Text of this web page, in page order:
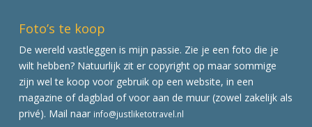
Foto’s te koop
De wereld vastleggen is mijn passie. Zie je een foto die je
wilt hebben? Natuurlijk zit er copyright op maar sommige
zijn wel te koop voor gebruik op een website, in een
magazine of dagblad of voor aan de muur (zowel zakelijk als
privé). Mail naar info@justliketotravel.nl